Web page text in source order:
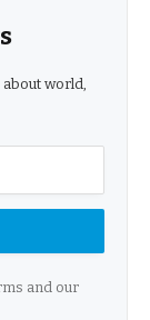
world,
and our